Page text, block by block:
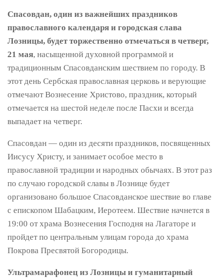
Спасовдан, один из важнейших праздников
православного календаря и городская слава
Лозницы, будет торжественно отмечаться в четверг,
21 мая, насыщенной духовной программой и
традиционным Спасовданским шествием по городу. В
этот день Сербская православная церковь и верующие
отмечают Вознесение Христово, праздник, который
отмечается на шестой неделе после Пасхи и всегда
выпадает на четверг.
Спасовдан — один из десяти праздников, посвященных
Иисусу Христу, и занимает особое место в
православной традиции и народных обычаях. В этот раз
по случаю городской славы в Лознице будет
организовано большое Спасовданское шествие во главе
с епископом Шабацким, Иеротеем. Шествие начнется в
19:00 от храма Вознесения Господня на Лагаторе и
пройдет по центральным улицам города до храма
Покрова Пресвятой Богородицы.
Ультрамарафонец из Лозницы и гуманитарный